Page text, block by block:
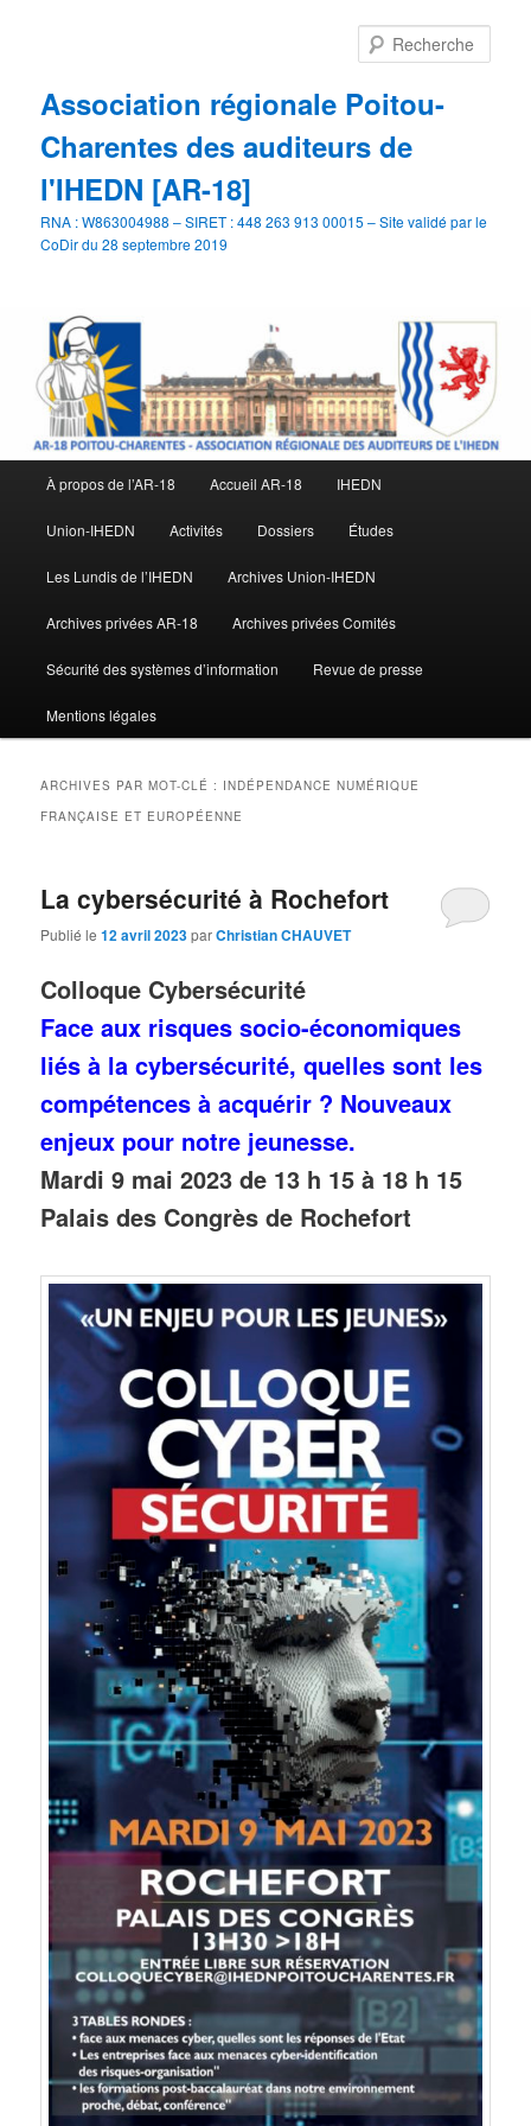
Association régionale Poitou-
Charentes des auditeurs de
l'IHEDN [AR-18]
RNA : W863004988 – SIRET : 448 263 913 00015 – Site validé par le
CoDir du 28 septembre 2019
principal
À propos de l’AR-18 Accueil AR-18 IHEDN
Union-IHEDN Activités Dossiers Études
Les Lundis de l’IHEDN Archives Union-IHEDN
Archives privées AR-18 Archives privées Comités
Sécurité des systèmes d’information Revue de presse
Mentions légales
ARCHIVES PAR MOT-CLÉ : INDÉPENDANCE NUMÉRIQUE
FRANÇAISE ET EUROPÉENNE
La cybersécurité à Rochefort
Publié le12 avril 2023parChristian CHAUVET
Colloque Cybersécurité
Face aux risques socio-économiques
liés à la cybersécurité, quelles sont les
compétences à acquérir ? Nouveaux
enjeux pour notre jeunesse.
Mardi 9 mai 2023 de 13 h 15 à 18 h 15
Palais des Congrès de Rochefort